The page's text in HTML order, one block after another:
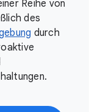
Reihe von
des
durch